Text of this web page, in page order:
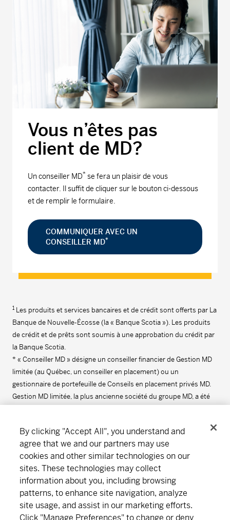
Vous n’êtes pas
client de MD?
Un conseiller MD* se fera un plaisir de vous
contacter. Il suffit de cliquer sur le bouton ci-dessous
et de remplir le formulaire.
COMMUNIQUER AVEC UN
CONSEILLER MD*
1 Les produits et services bancaires et de crédit sont offerts par La
Banque de Nouvelle-Écosse (la « Banque Scotia »). Les produits
de crédit et de prêts sont soumis à une approbation du crédit par
la Banque Scotia.
* « Conseiller MD » désigne un conseiller financier de Gestion MD
limitée (au Québec, un conseiller en placement) ou un
gestionnaire de portefeuille de Conseils en placement privés MD.
Gestion MD limitée, la plus ancienne société du groupe MD, a été
By clicking "Accept All", you understand and
agree that we and our partners may use
cookies and other similar technologies on our
sites. These technologies may collect
information about you, including browsing
patterns, to enhance site navigation, analyze
site usage, and assist in our marketing efforts.
Click "Manage Preferences" to change or deny
Notre organisation Abonnement